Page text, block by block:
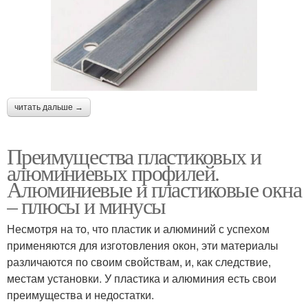
читать дальше →
Преимущества пластиковых и
алюминиевых профилей.
Алюминиевые и пластиковые окна
– плюсы и минусы
Несмотря на то, что пластик и алюминий с успехом
применяются для изготовления окон, эти материалы
различаются по своим свойствам, и, как следствие,
местам установки. У пластика и алюминия есть свои
преимущества и недостатки.